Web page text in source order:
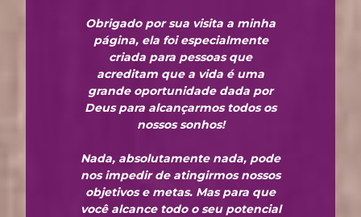
Obrigado por sua visita a minha
página, ela foi especialmente
criada para pessoas que
acreditam que a vida é uma
grande oportunidade dada por
Deus para alcançarmos todos os
nossos sonhos!
Nada, absolutamente nada, pode
nos impedir de atingirmos nossos
objetivos e metas. Mas para que
você alcance todo o seu potencial